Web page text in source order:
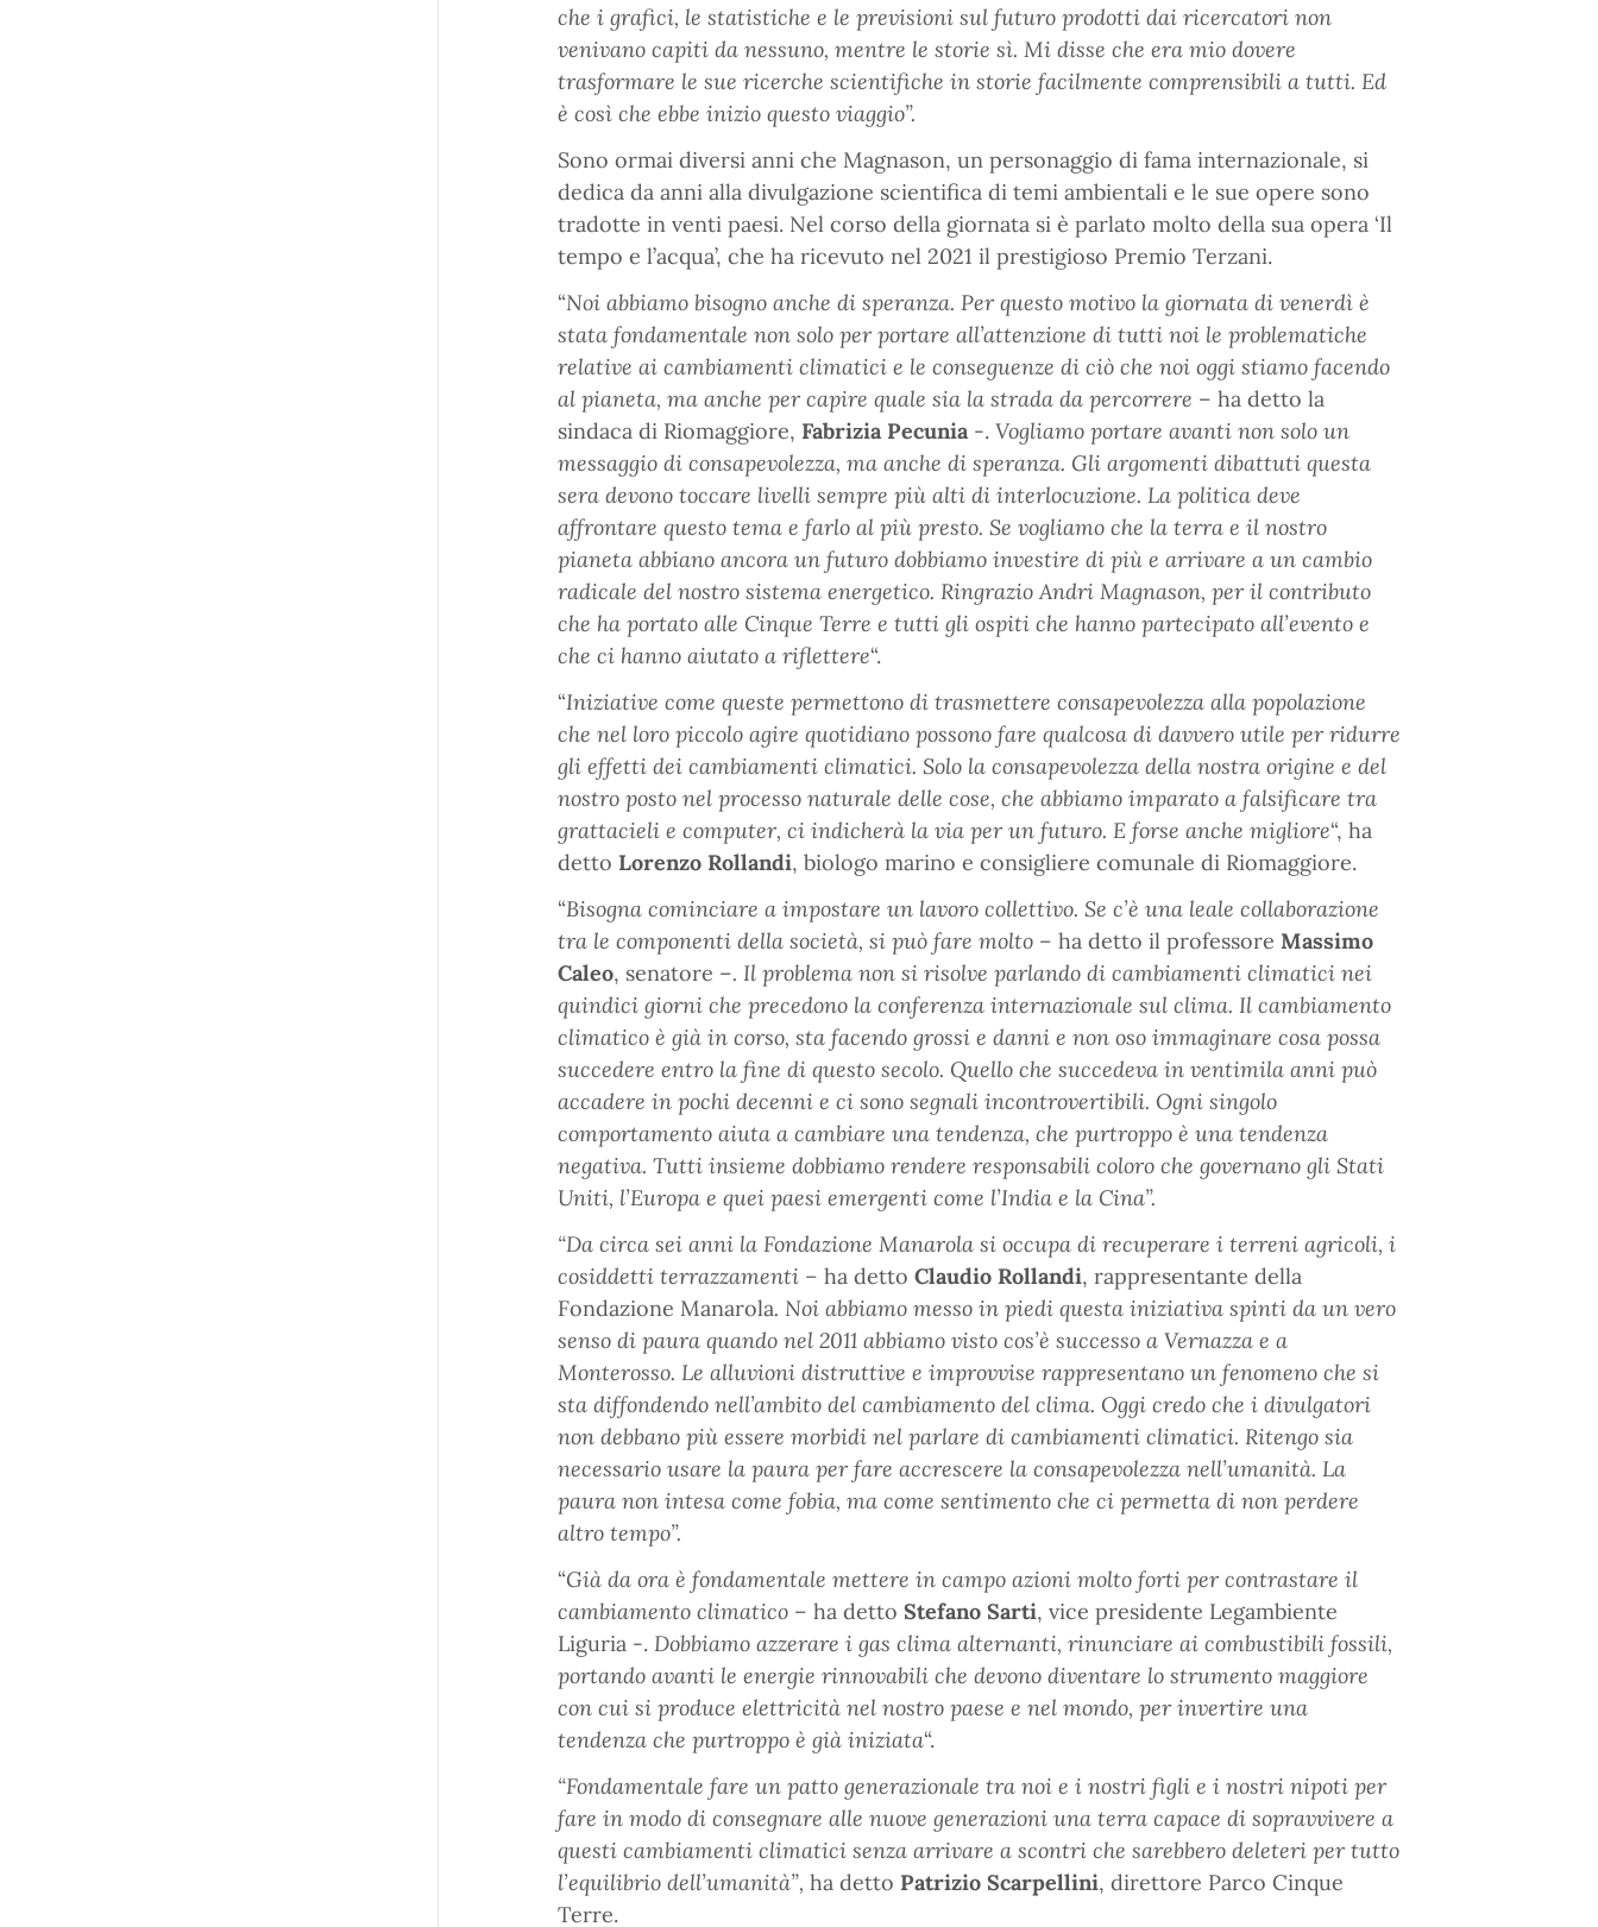
che i grafici, le statistiche e le previsioni sul futuro prodotti dai ricercatori non
venivano capiti da nessuno, mentre le storie sì. Mi disse che era mio dovere
trasformare le sue ricerche scientifiche in storie facilmente comprensibili a tutti. Ed
è così che ebbe inizio questo viaggio”.
Sono ormai diversi anni che Magnason, un personaggio di fama internazionale, si
dedica da anni alla divulgazione scientifica di temi ambientali e le sue opere sono
tradotte in venti paesi. Nel corso della giornata si è parlato molto della sua opera ‘Il
tempo e l’acqua’, che ha ricevuto nel 2021 il prestigioso Premio Terzani.
“Noi abbiamo bisogno anche di speranza. Per questo motivo la giornata di venerdì è
stata fondamentale non solo per portare all’attenzione di tutti noi le problematiche
relative ai cambiamenti climatici e le conseguenze di ciò che noi oggi stiamo facendo
al pianeta, ma anche per capire quale sia la strada da percorrere – ha detto la
sindaca di Riomaggiore, Fabrizia Pecunia-. Vogliamo portare avanti non solo un
messaggio di consapevolezza, ma anche di speranza. Gli argomenti dibattuti questa
sera devono toccare livelli sempre più alti di interlocuzione. La politica deve
affrontare questo tema e farlo al più presto. Se vogliamo che la terra e il nostro
pianeta abbiano ancora un futuro dobbiamo investire di più e arrivare a un cambio
radicale del nostro sistema energetico. Ringrazio Andri Magnason, per il contributo
che ha portato alle Cinque Terre e tutti gli ospiti che hanno partecipato all’evento e
che ci hanno aiutato a riflettere“.
“Iniziative come queste permettono di trasmettere consapevolezza alla popolazione
che nel loro piccolo agire quotidiano possono fare qualcosa di davvero utile per ridurre
gli effetti dei cambiamenti climatici. Solo la consapevolezza della nostra origine e del
nostro posto nel processo naturale delle cose, che abbiamo imparato a falsificare tra
grattacieli e computer, ci indicherà la via per un futuro. E forse anche migliore“, ha
detto Lorenzo Rollandi, biologo marino e consigliere comunale di Riomaggiore.
“Bisogna cominciare a impostare un lavoro collettivo. Se c’è una leale collaborazione
tra le componenti della società, si può fare molto – ha detto il professore Massimo
Caleo, senatore –. Il problema non si risolve parlando di cambiamenti climatici nei
quindici giorni che precedono la conferenza internazionale sul clima. Il cambiamento
climatico è già in corso, sta facendo grossi e danni e non oso immaginare cosa possa
succedere entro la fine di questo secolo. Quello che succedeva in ventimila anni può
accadere in pochi decenni e ci sono segnali incontrovertibili. Ogni singolo
comportamento aiuta a cambiare una tendenza, che purtroppo è una tendenza
negativa. Tutti insieme dobbiamo rendere responsabili coloro che governano gli Stati
Uniti, l’Europa e quei paesi emergenti come l’India e la Cina”.
“Da circa sei anni la Fondazione Manarola si occupa di recuperare i terreni agricoli, i
cosiddetti terrazzamenti – ha detto Claudio Rollandi, rappresentante della
Fondazione Manarola. Noi abbiamo messo in piedi questa iniziativa spinti da un vero
senso di paura quando nel 2011 abbiamo visto cos’è successo a Vernazza e a
Monterosso. Le alluvioni distruttive e improvvise rappresentano un fenomeno che si
sta diffondendo nell’ambito del cambiamento del clima. Oggi credo che i divulgatori
non debbano più essere morbidi nel parlare di cambiamenti climatici. Ritengo sia
necessario usare la paura per fare accrescere la consapevolezza nell’umanità. La
paura non intesa come fobia, ma come sentimento che ci permetta di non perdere
altro tempo”.
“Già da ora è fondamentale mettere in campo azioni molto forti per contrastare il
cambiamento climatico– ha detto Stefano Sarti, vice presidente Legambiente
Liguria -. Dobbiamo azzerare i gas clima alternanti, rinunciare ai combustibili fossili,
portando avanti le energie rinnovabili che devono diventare lo strumento maggiore
con cui si produce elettricità nel nostro paese e nel mondo, per invertire una
tendenza che purtroppo è già iniziata“.
“Fondamentale fare un patto generazionale tra noi e i nostri figli e i nostri nipoti per
fare in modo di consegnare alle nuove generazioni una terra capace di sopravvivere a
questi cambiamenti climatici senza arrivare a scontri che sarebbero deleteri per tutto
l’equilibrio dell’umanità”, ha detto Patrizio Scarpellini, direttore Parco Cinque
Terre.